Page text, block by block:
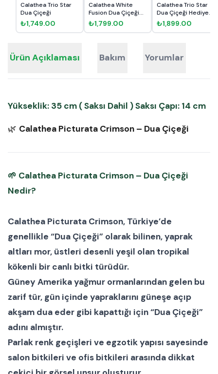
Calathea Trio Star
Dua Çiçeği
₺1,749.00
Calathea White
Fusion Dua Çiçeği
Hediye...
₺1,799.00
Calathea Trio Star
Dua Çiçeği Hediye
Pak...
₺1,899.00
Ürün Açıklaması Bakım Yorumlar
Yükseklik: 35 cm ( Saksı Dahil ) Saksı Çapı: 14 cm
🌿 Calathea Picturata Crimson – Dua Çiçeği
🌱 Calathea Picturata Crimson – Dua Çiçeği
Nedir?
Calathea Picturata Crimson, Türkiye’de
genellikle “Dua Çiçeği” olarak bilinen, yaprak
altları mor, üstleri desenli yeşil olan tropikal
kökenli bir canlı bitki türüdür.
Güney Amerika yağmur ormanlarından gelen bu
zarif tür, gün içinde yapraklarını güneşe açıp
akşam dua eder gibi kapattığı için “Dua Çiçeği”
adını almıştır.
Parlak renk geçişleri ve egzotik yapısı sayesinde
salon bitkileri ve ofis bitkileri arasında dikkat